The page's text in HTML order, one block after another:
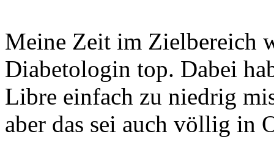
Meine Zeit im Zielbereich
Diabetologin top. Dabei
Libre einfach zu niedrig
aber das sei auch völlig in